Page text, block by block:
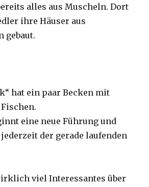
alles aus Muscheln. Dort
ihre Häuser aus
gebaut.
hat ein paar Becken mit
eine neue Führung und
der gerade laufenden
viel Interessantes über